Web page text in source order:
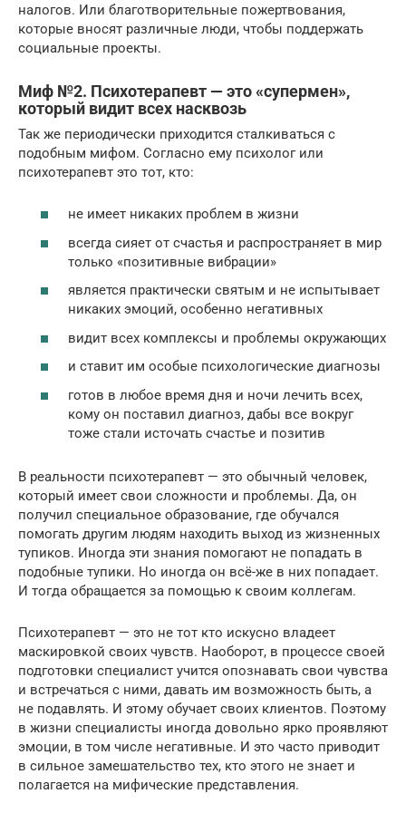
налогов. Или благотворительные пожертвования,
которые вносят различные люди, чтобы поддержать
социальные проекты.
Миф №2. Психотерапевт — это «супермен»,
который видит всех насквозь
Так же периодически приходится сталкиваться с
подобным мифом. Согласно ему психолог или
психотерапевт это тот, кто:
не имеет никаких проблем в жизни
всегда сияет от счастья и распространяет в мир
только «позитивные вибрации»
является практически святым и не испытывает
никаких эмоций, особенно негативных
видит всех комплексы и проблемы окружающих
и ставит им особые психологические диагнозы
готов в любое время дня и ночи лечить всех,
кому он поставил диагноз, дабы все вокруг
тоже стали источать счастье и позитив
В реальности психотерапевт — это обычный человек,
который имеет свои сложности и проблемы. Да, он
получил специальное образование, где обучался
помогать другим людям находить выход из жизненных
тупиков. Иногда эти знания помогают не попадать в
подобные тупики. Но иногда он всё-же в них попадает.
И тогда обращается за помощью к своим коллегам.
Психотерапевт — это не тот кто искусно владеет
маскировкой своих чувств. Наоборот, в процессе своей
подготовки специалист учится опознавать свои чувства
и встречаться с ними, давать им возможность быть, а
не подавлять. И этому обучает своих клиентов. Поэтому
в жизни специалисты иногда довольно ярко проявляют
эмоции, в том числе негативные. И это часто приводит
в сильное замешательство тех, кто этого не знает и
полагается на мифические представления.